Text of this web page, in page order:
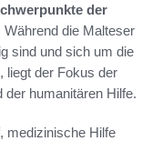
der
Während die Malteser
sind und sich um die
liegt der Fokus der
humanitären Hilfe.
medizinische Hilfe